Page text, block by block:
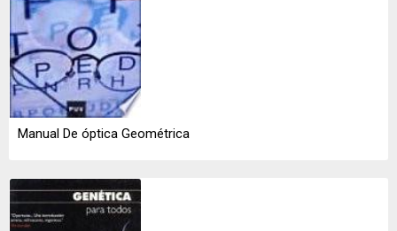
Manual De óptica Geométrica